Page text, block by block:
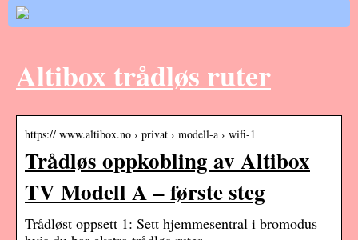
Altibox trådløs ruter
https:// www.altibox.no › privat › modell-a › wifi-1
Trådløs oppkobling av Altibox
TV Modell A – første steg
Trådløst oppsett 1: Sett hjemmesentral i bromodus